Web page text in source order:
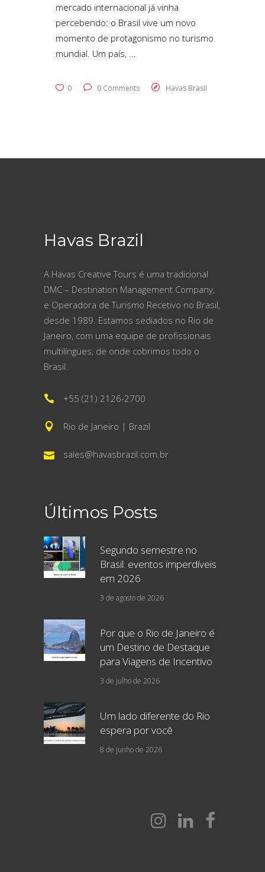
mercado internacional já vinha
percebendo: o Brasil vive um novo
momento de protagonismo no turismo
mundial. Um país,
0 0 Comments Havas Brasil
Havas Brazil
A Havas Creative Tours é uma tradicional
DMC – Destination Management Company,
e Operadora de Turismo Recetivo no Brasil,
desde 1989. Estamos sediados no Rio de
Janeiro, com uma equipe de profissionais
multilíngües, de onde cobrimos todo o
Brasil.
+55 (21) 2126-2700
Rio de Janeiro | Brazil
sales@havasbrazil.com.br
Últimos Posts
Segundo semestre no
Brasil: eventos imperdíveis
em 2026
3 de agosto de 2026
Por que o Rio de Janeiro é
um Destino de Destaque
para Viagens de Incentivo
3 de julho de 2026
Um lado diferente do Rio
espera por você
8 de junho de 2026